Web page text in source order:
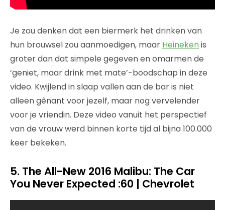
Je zou denken dat een biermerk het drinken van
hun brouwsel zou aanmoedigen, maar Heineken is
groter dan dat simpele gegeven en omarmen de
‘geniet, maar drink met mate’-boodschap in deze
video. Kwijlend in slaap vallen aan de bar is niet
alleen gênant voor jezelf, maar nog vervelender
voor je vriendin. Deze video vanuit het perspectief
van de vrouw werd binnen korte tijd al bijna 100.000
keer bekeken.
5. The All-New 2016 Malibu: The Car
You Never Expected :60 | Chevrolet